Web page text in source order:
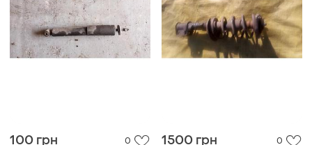
100 грн 0 1500 грн 0